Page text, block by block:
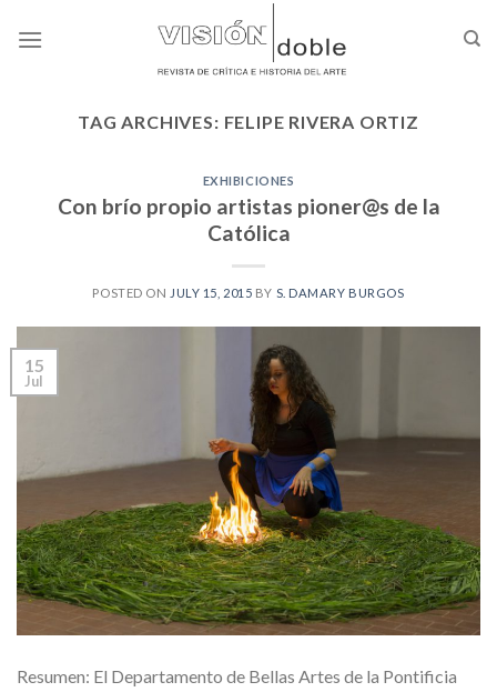
TAG ARCHIVES: FELIPE RIVERA ORTIZ
EXHIBICIONES
Con brío propio artistas pioner@s de la
Católica
POSTED ON JULY 15, 2015 BY S. DAMARY BURGOS
15
Jul
Resumen: El Departamento de Bellas Artes de la Pontificia